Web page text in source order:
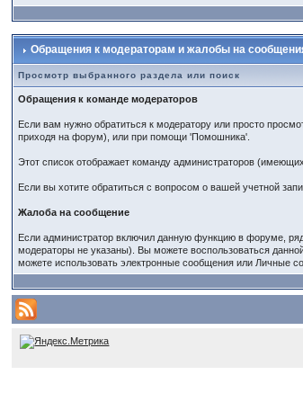
Обращения к модераторам и жалобы на
Просмотр выбранного раздела или поиск
Обращения к команде модераторов
Если вам нужно обратиться к модератору или просто
приходя на форум), или при помощи 'Помошника'.
Этот список отображает команду администраторов
Если вы хотите обратиться с вопросом о вашей учетной
Жалоба на сообщение
Если администратор включил данную функцию в форуме,
модераторы не указаны). Вы можете воспользоваться
можете использовать электронные сообщения или Личные